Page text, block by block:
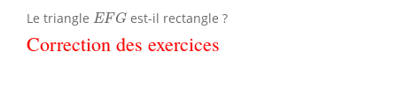
Le triangle EFG
EFG est-il rectangle ?
Correction des exercices